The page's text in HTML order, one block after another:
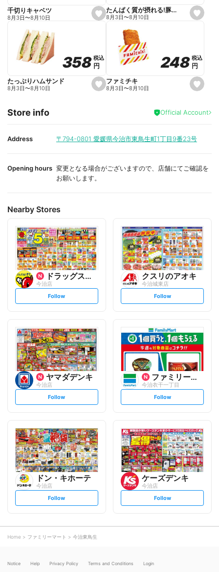
e
e
s
e
o
r
i
e
千切りキャベツ
8月3日〜8月10日
s
e
o
r
i
e
たんぱく質が摂れる!豚しゃぶのパスタサラダ
8月3日〜8月10日
s
e
i
t
358
358税込
税込
円
円
たっぷりハムサンド
8月3日〜8月10日
s
e
a
i
t
248
248 税込
税込
円
円
ファミチキ
8月3日〜8月10日
Store info Official Account
Address 〒794-0801 愛媛県今治市東鳥生町1丁目9番23号
Opening hours 変更となる場合がございますので、店舗にてご確認を
お願いします。
Nearby Stores
ドラッグストアモリ
今治店
s
l
o
w
Follow
クスリのアオキ
今治城東店
s
l
o
w
Follow
ヤマダデンキ
今治店
s
l
o
w
Follow
ファミリーマート
今治衣干一丁目
s
l
o
w
Follow
ドン・キホーテ
今治店
s
l
o
Follow
ケーズデンキ
今治店
s
l
Follow
Home ファミリーマート 今治東鳥生
Notice Help Privacy Policy Terms and Conditions Login